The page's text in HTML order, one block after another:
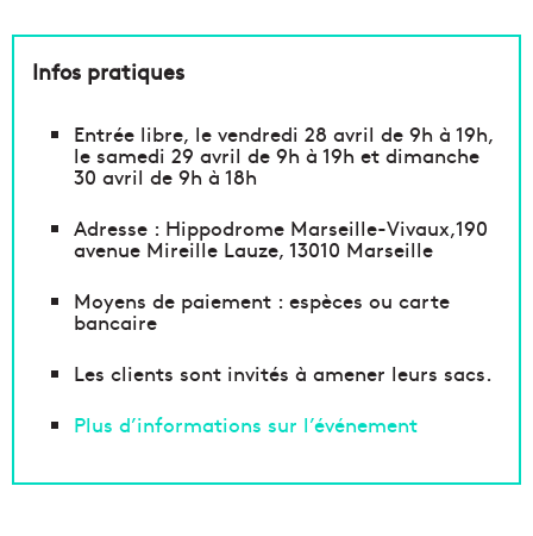
Infos pratiques
Entrée libre, le vendredi 28 avril de 9h à 19h,
le samedi 29 avril de 9h à 19h et dimanche
30 avril de 9h à 18h
Adresse : Hippodrome Marseille-Vivaux,190
avenue Mireille Lauze, 13010 Marseille
Moyens de paiement : espèces ou carte
bancaire
Les clients sont invités à amener leurs sacs.
Plus d’informations sur l’événement